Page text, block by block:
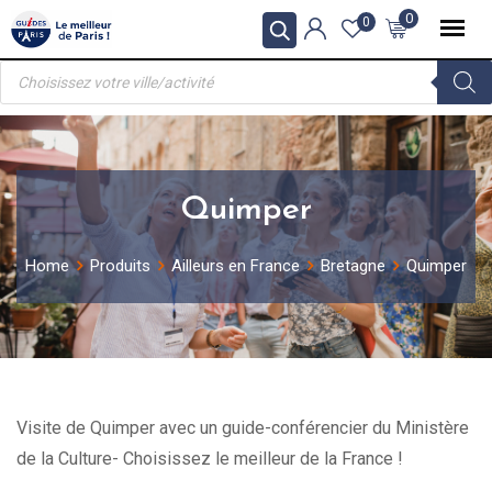
Skip
to
content
0
0
Recherche
produits
Quimper
Home Produits Ailleurs en France Bretagne Quimper
Visite de Quimper avec un guide-conférencier du Ministère
de la Culture- Choisissez le meilleur de la France !